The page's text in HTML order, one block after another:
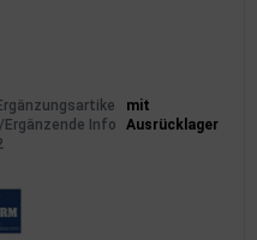
l/Ergänzende Info
mit
Ausrücklager